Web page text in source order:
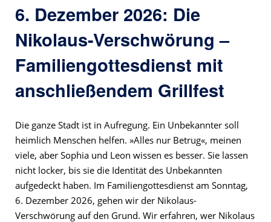
6. Dezember 2026: Die
Nikolaus-Verschwörung –
Familiengottesdienst mit
anschließendem Grillfest
Die ganze Stadt ist in Aufregung. Ein Unbekannter soll
heimlich Menschen helfen. »Alles nur Betrug«, meinen
viele, aber Sophia und Leon wissen es besser. Sie lassen
nicht locker, bis sie die Identität des Unbekannten
aufgedeckt haben. Im Familiengottesdienst am Sonntag,
6. Dezember 2026, gehen wir der Nikolaus-
Verschwörung auf den Grund. Wir erfahren, wer Nikolaus